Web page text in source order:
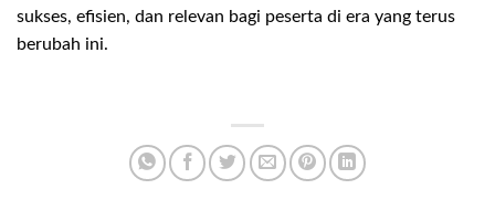
sukses, efisien, dan relevan bagi peserta di era yang terus
berubah ini.